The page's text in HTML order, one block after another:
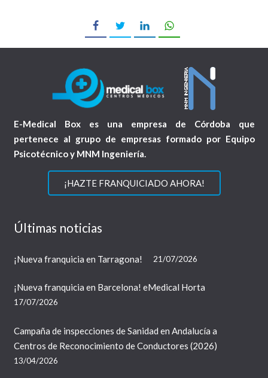
E-Medical Box es una empresa de Córdoba que
pertenece al grupo de empresas formado por Equipo
Psicotécnico y MNM Ingeniería.
¡HAZTE FRANQUICIADO AHORA!
Últimas noticias
¡Nueva franquicia en Tarragona! 21/07/2026
¡Nueva franquicia en Barcelona! eMedical Horta
17/07/2026
Campaña de inspecciones de Sanidad en Andalucía a
Centros de Reconocimiento de Conductores (2026)
13/04/2026